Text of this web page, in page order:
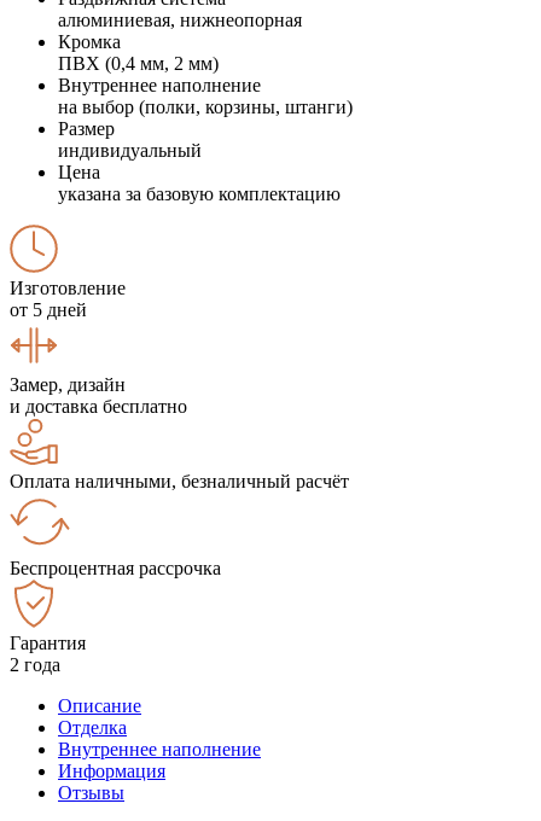
алюминиевая, нижнеопорная
Кромка
ПВХ (0,4 мм, 2 мм)
Внутреннее наполнение
на выбор (полки, корзины, штанги)
Размер
индивидуальный
Цена
указана за базовую комплектацию
Изготовление
от 5 дней
Замер, дизайн
и доставка бесплатно
Оплата наличными, безналичный расчёт
Беспроцентная рассрочка
Гарантия
2 года
Описание
Отделка
Внутреннее наполнение
Информация
Отзывы